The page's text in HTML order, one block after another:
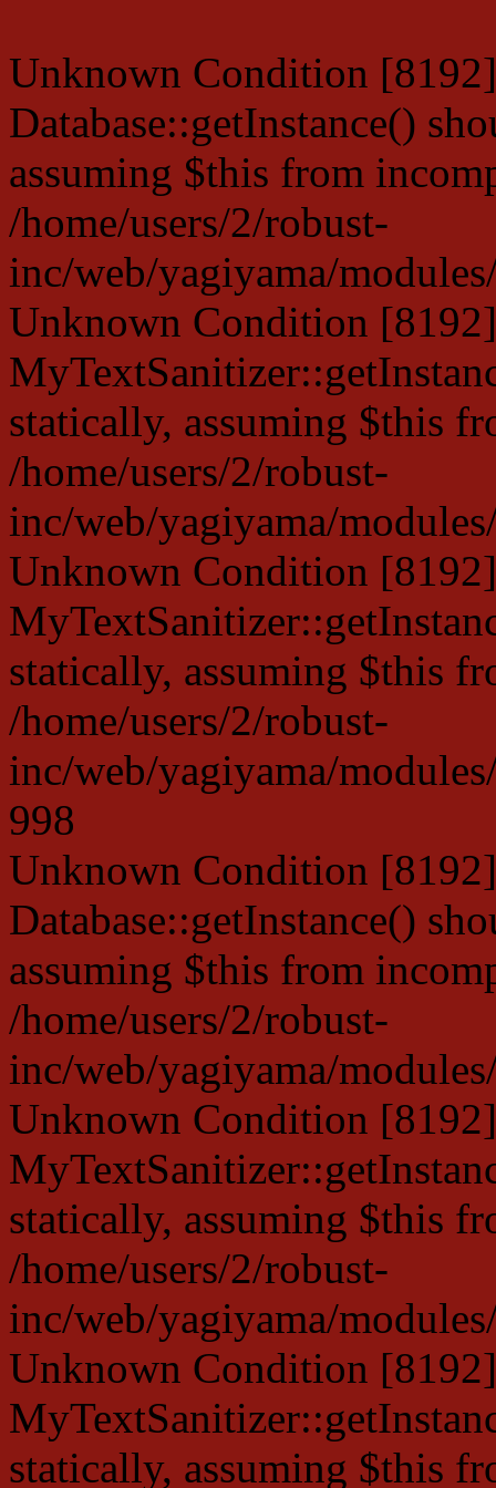
Unknown Condition
Database::getInstance()
assuming $this from
/home/users/2/robust-
inc/web/yagiyama/
Unknown Condition
statically, assuming $this
/home/users/2/robust-
inc/web/yagiyama/
Unknown Condition
statically, assuming $this
/home/users/2/robust-
inc/web/yagiyama/
998
Unknown Condition
Database::getInstance()
assuming $this from
/home/users/2/robust-
inc/web/yagiyama/
Unknown Condition
statically, assuming $this
/home/users/2/robust-
inc/web/yagiyama/
Unknown Condition
statically, assuming $this